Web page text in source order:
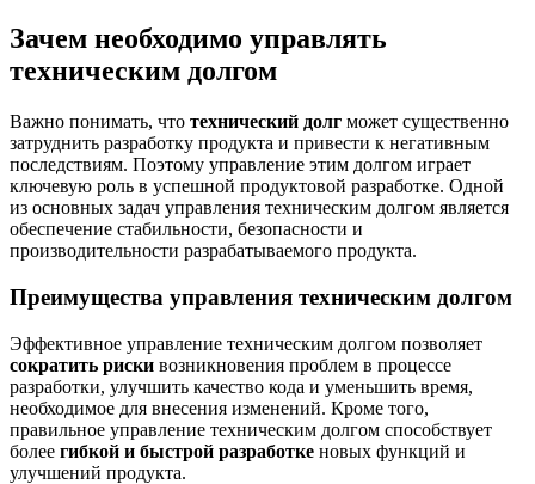
Зачем необходимо управлять
техническим долгом
Важно понимать, что технический долг может существенно
затруднить разработку продукта и привести к негативным
последствиям. Поэтому управление этим долгом играет
ключевую роль в успешной продуктовой разработке. Одной
из основных задач управления техническим долгом является
обеспечение стабильности, безопасности и
производительности разрабатываемого продукта.
Преимущества управления техническим долгом
Эффективное управление техническим долгом позволяет
сократить риски возникновения проблем в процессе
разработки, улучшить качество кода и уменьшить время,
необходимое для внесения изменений. Кроме того,
правильное управление техническим долгом способствует
более гибкой и быстрой разработке новых функций и
улучшений продукта.